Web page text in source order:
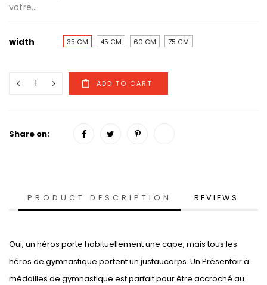
votre...
width 35 CM 45 CM 60 CM 75 CM
Share on:
PRODUCT DESCRIPTION REVIEWS
Oui, un héros porte habituellement une cape, mais tous les
héros de gymnastique portent un justaucorps. Un Présentoir à
médailles de gymnastique est parfait pour être accroché au